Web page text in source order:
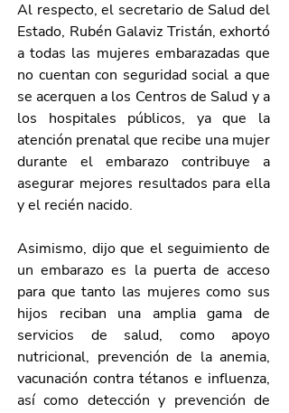
Al respecto, el secretario de Salud del
Estado, Rubén Galaviz Tristán, exhortó
a todas las mujeres embarazadas que
no cuentan con seguridad social a que
se acerquen a los Centros de Salud y a
los hospitales públicos, ya que la
atención prenatal que recibe una mujer
durante el embarazo contribuye a
asegurar mejores resultados para ella
y el recién nacido.
Asimismo, dijo que el seguimiento de
un embarazo es la puerta de acceso
para que tanto las mujeres como sus
hijos reciban una amplia gama de
servicios de salud, como apoyo
nutricional, prevención de la anemia,
vacunación contra tétanos e influenza,
así como detección y prevención de